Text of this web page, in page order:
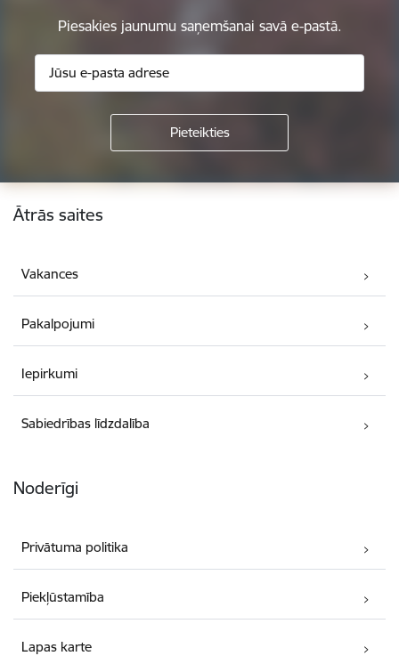
Piesakies jaunumu saņemšanai savā e-pastā.
Kājene
Ātrās saites
Vakances
Pakalpojumi
Iepirkumi
Sabiedrības līdzdalība
Noderīgi
Privātuma politika
Piekļūstamība
Lapas karte